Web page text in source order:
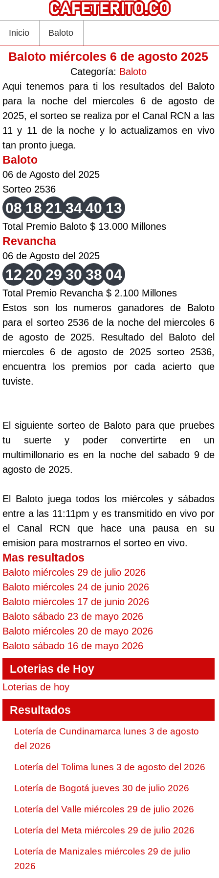
Inicio Baloto
Baloto miércoles 6 de agosto 2025
Categoría: Baloto
Aqui tenemos para ti los resultados del Baloto
para la noche del miercoles 6 de agosto de
2025, el sorteo se realiza por el Canal RCN a las
11 y 11 de la noche y lo actualizamos en vivo
tan pronto juega.
Baloto
06 de Agosto del 2025
Sorteo 2536
08 18 21 34 40 13
Total Premio Baloto $ 13.000 Millones
Revancha
06 de Agosto del 2025
12 20 29 30 38 04
Total Premio Revancha $ 2.100 Millones
Estos son los numeros ganadores de Baloto
para el sorteo 2536 de la noche del miercoles 6
de agosto de 2025. Resultado del Baloto del
miercoles 6 de agosto de 2025 sorteo 2536,
encuentra los premios por cada acierto que
tuviste.
El siguiente sorteo de Baloto para que pruebes
tu suerte y poder convertirte en un
multimillonario es en la noche del sabado 9 de
agosto de 2025.
El Baloto juega todos los miércoles y sábados
entre a las 11:11pm y es transmitido en vivo por
el Canal RCN que hace una pausa en su
emision para mostrarnos el sorteo en vivo.
Mas resultados
Baloto miércoles 29 de julio 2026
Baloto miércoles 24 de junio 2026
Baloto miércoles 17 de junio 2026
Baloto sábado 23 de mayo 2026
Baloto miércoles 20 de mayo 2026
Baloto sábado 16 de mayo 2026
Loterias de Hoy
Loterias de hoy
Resultados
Lotería de Cundinamarca lunes 3 de agosto
del 2026
Lotería del Tolima lunes 3 de agosto del 2026
Lotería de Bogotá jueves 30 de julio 2026
Lotería del Valle miércoles 29 de julio 2026
Lotería del Meta miércoles 29 de julio 2026
Lotería de Manizales miércoles 29 de julio
2026